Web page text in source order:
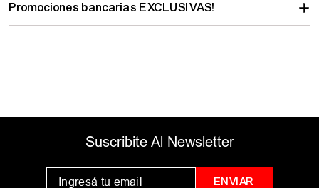
Promociones bancarias EXCLUSIVAS!
Suscribite Al Newsletter
ENVIAR